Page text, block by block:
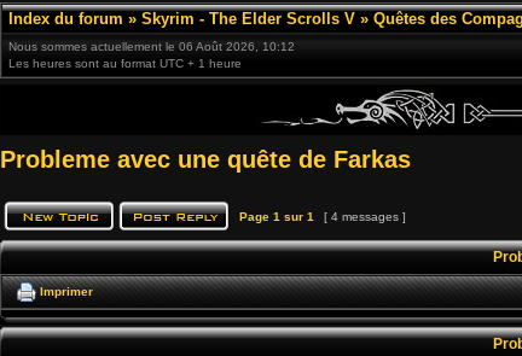
Index du forum » Skyrim - The Elder Scrolls V » Quêtes des
Nous sommes actuellement le 06 Août 2026, 10:12
Les heures sont au format UTC + 1 heure
Probleme avec une quête de Farkas
Page 1 sur 1 [ 4 messages ]
Imprimer